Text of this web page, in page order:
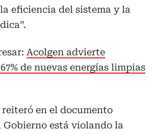
eficiencia del sistema y la
Acolgen advierte
de nuevas energías limpias
en el documento
está violando la